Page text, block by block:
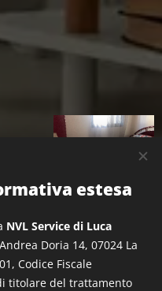
di
estesa
NVL Service di Luca
Doria 14, 07024 La
Codice Fiscale
titolare del trattamento